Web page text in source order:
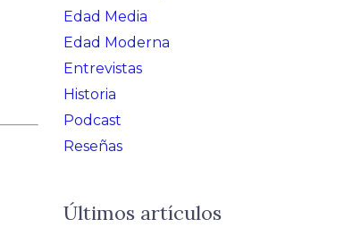
Edad Media
Edad Moderna
Entrevistas
Historia
Podcast
Reseñas
Últimos artículos